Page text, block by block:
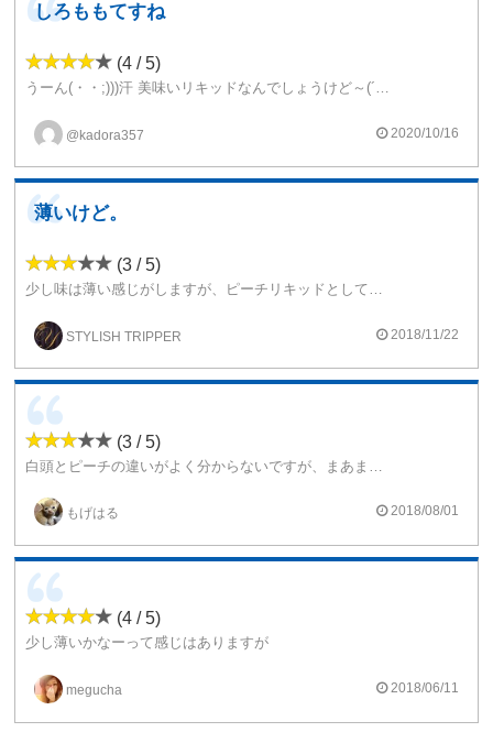
しろももてすね
(4 / 5)
うーん(・・;)))汗 美味いリキッドなんでしょうけど～(´・ω・`)/~~ちょっとパンチが足りないかなぁ～って個人的には、思ってしまいましたでしょうか(ヾ(´・ω・｀)美味いちゃ美味いリキッドなんでしょうけどね
@kadora357 2020/10/16
薄いけど。
(3 / 5)
スッキリさっぱりで美味しいリキッドでした。
Frienbrは結構再現度は高いですね！
STYLISH TRIPPER 2018/11/22
(3 / 5)
もげはる 2018/08/01
(4 / 5)
少し薄いかなーって感じはありますが
さわやかでチェーンも出来るので
今の季節にぴったりです★‼︎
megucha 2018/06/11